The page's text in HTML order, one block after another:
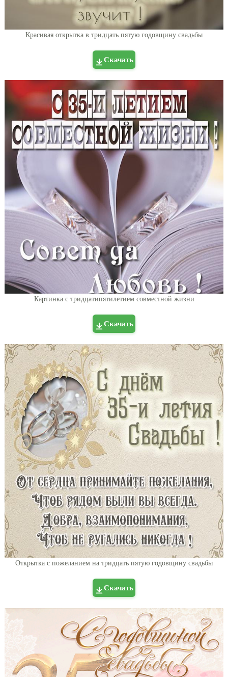
Красивая открытка в тридцать пятую годовщину свадьбы
Скачать
Картинка с тридцатипятилетием совместной жизни
Скачать
Открытка с пожеланием на тридцать пятую годовщину свадьбы
Скачать